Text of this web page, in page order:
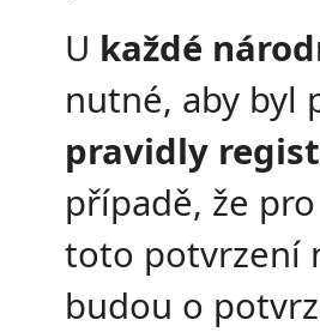
U každé
nutné, aby byl
pravidly
případě, že
toto potvrzení
budou o